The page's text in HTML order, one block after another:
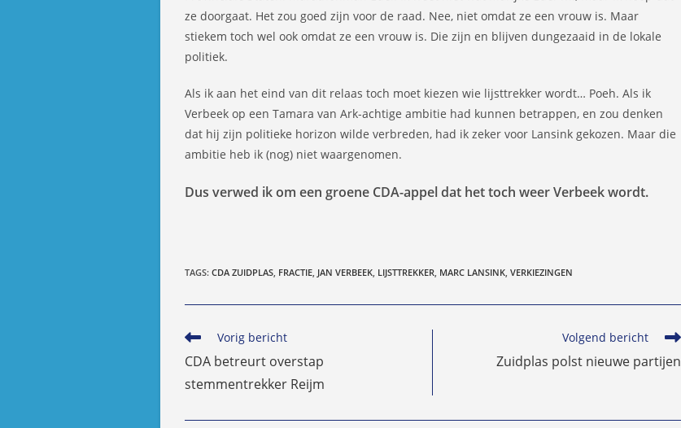
ze doorgaat. Het zou goed zijn voor de raad. Nee, niet omdat ze een vrouw is. Maar
stiekem toch wel ook omdat ze een vrouw is. Die zijn en blijven dungezaaid in de lokale
politiek.
Als ik aan het eind van dit relaas toch moet kiezen wie lijsttrekker wordt… Poeh. Als ik
Verbeek op een Tamara van Ark-achtige ambitie had kunnen betrappen, en zou denken
dat hij zijn politieke horizon wilde verbreden, had ik zeker voor Lansink gekozen. Maar die
ambitie heb ik (nog) niet waargenomen.
Dus verwed ik om een groene CDA-appel dat het toch weer Verbeek wordt.
TAGS: CDA ZUIDPLAS, FRACTIE, JAN VERBEEK, LIJSTTREKKER, MARC LANSINK, VERKIEZINGEN
Lees
artikelen
Vorig bericht
CDA betreurt overstap
stemmentrekker Reijm
Volgend bericht
Zuidplas polst nieuwe partijen